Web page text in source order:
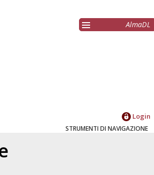
AlmaDL
Login
STRUMENTI DI NAVIGAZIONE